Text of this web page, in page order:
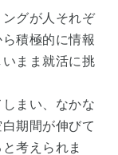
グが人それぞ
積極的に情報
まま就活に挑
まい、なかな
期間が伸びて
考えられま